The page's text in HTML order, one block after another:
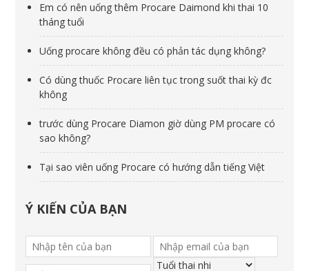
Em có nên uống thêm Procare Daimond khi thai 10
tháng tuổi
Uống procare không đều có phản tác dụng không?
Có dùng thuốc Procare liên tục trong suốt thai kỳ đc
không
trước dùng Procare Diamon giờ dùng PM procare có
sao không?
Tại sao viên uống Procare có hướng dẫn tiếng Việt
Ý KIẾN CỦA BẠN